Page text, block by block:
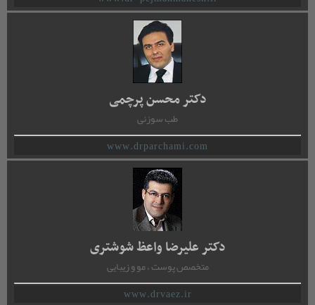
دکتر محسن پرچمی
طب سوزنی
www.drparchami.com
دکتر علیرضا واعظ شوشتری
متخصص پوست ، مو و زیبایی
www.drvaez.ir